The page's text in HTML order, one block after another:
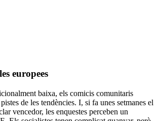
europees
baixa, els comicis comunitaris
de les tendències. I, si fa unes setmanes el
vencedor, les enquestes perceben un